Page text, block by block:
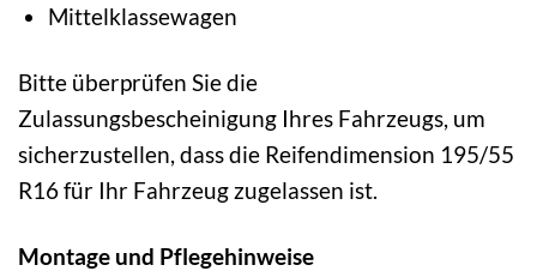
Mittelklassewagen
Bitte überprüfen Sie die
Zulassungsbescheinigung Ihres Fahrzeugs, um
sicherzustellen, dass die Reifendimension 195/55
R16 für Ihr Fahrzeug zugelassen ist.
Montage und Pflegehinweise